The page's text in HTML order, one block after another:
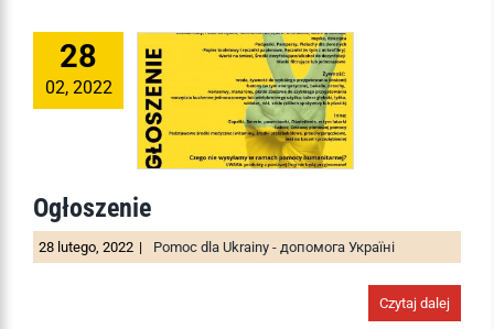
28
02, 2022
Ogłoszenie
28 lutego, 2022 | Pomoc dla Ukrainy - допомога Україні
Czytaj dalej